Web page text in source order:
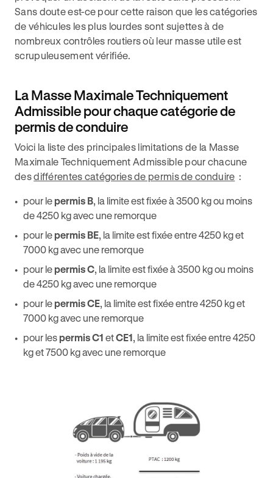
Sans doute est-ce pour cette raison que les catégories
de véhicules les plus lourdes sont sujettes à de
nombreux contrôles routiers où leur masse utile est
scrupuleusement vérifiée.
La Masse Maximale Techniquement
Admissible pour chaque catégorie de
permis de conduire
Voici la liste des principales limitations de la Masse
Maximale Techniquement Admissible pour chacune
desdifférentes catégories de permis de conduire :
pour lepermis B, la limite est fixée à 3500 kg ou moins
de 4250 kg avec une remorque
pour lepermis BE, la limite est fixée entre 4250 kg et
7000 kg avec une remorque
pour lepermis C, la limite est fixée à 3500 kg ou moins
de 4250 kg avec une remorque
pour lepermis CE, la limite est fixée entre 4250 kg et
7000 kg avec une remorque
pour lespermis C1 etCE1, la limite est fixée entre 4250
kg et 7500 kg avec une remorque